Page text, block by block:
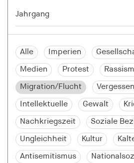
Alle Imperien
Medien Protest
Migration/Flucht
Intellektuelle Gewalt
Nachkriegszeit Soziale
Ungleichheit Kultur
Antisemitismus
nutzbar zu machen, indem sie
wie Seitennavigation und
Bereiche der Webseite
kann ohne diese Cookies
funktionieren.
cookie_consent
Name:
cookie_consent
Anbieter:
hamburger-edition.de